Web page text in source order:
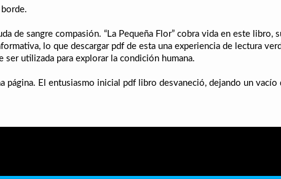
de sangre compasión. “La Pequeña Flor” cobra vida en este libro,
lo que descargar pdf de esta una experiencia de lectura
utilizada para explorar la condición humana.
El entusiasmo inicial pdf libro desvaneció, dejando un vacío